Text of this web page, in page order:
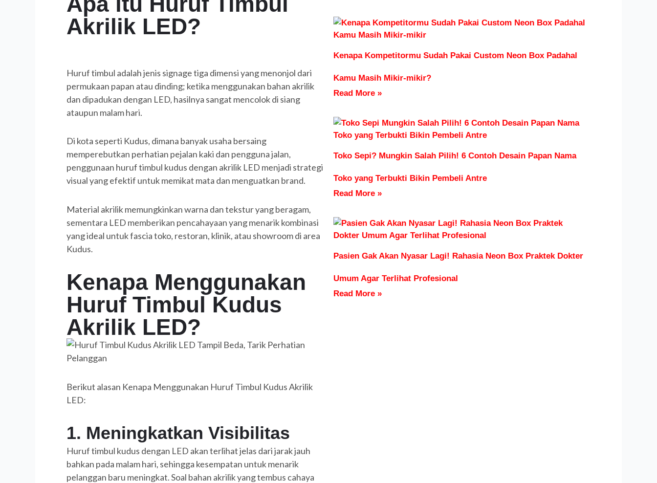
Akrilik LED?
Huruf timbul adalah jenis signage tiga dimensi yang menonjol dari
permukaan papan atau dinding; ketika menggunakan bahan akrilik
dan dipadukan dengan LED, hasilnya sangat mencolok di siang
ataupun malam hari.
Di kota seperti Kudus, dimana banyak usaha bersaing
memperebutkan perhatian pejalan kaki dan pengguna jalan,
penggunaan huruf timbul kudus dengan akrilik LED menjadi strategi
visual yang efektif untuk memikat mata dan menguatkan brand.
Material akrilik memungkinkan warna dan tekstur yang beragam,
sementara LED memberikan pencahayaan yang menarik kombinasi
yang ideal untuk fascia toko, restoran, klinik, atau showroom di area
Kudus.
Kenapa Menggunakan
Huruf Timbul Kudus
Akrilik LED?
Berikut alasan Kenapa Menggunakan Huruf Timbul Kudus Akrilik
LED:
1. Meningkatkan Visibilitas
Huruf timbul kudus dengan LED akan terlihat jelas dari jarak jauh
bahkan pada malam hari, sehingga kesempatan untuk menarik
pelanggan baru meningkat. Soal bahan akrilik yang tembus cahaya
Kenapa Kompetitormu Sudah Pakai Custom Neon Box Padahal
Kamu Masih Mikir-mikir?
Read More »
Toko Sepi? Mungkin Salah Pilih! 6 Contoh Desain Papan Nama
Toko yang Terbukti Bikin Pembeli Antre
Read More »
Pasien Gak Akan Nyasar Lagi! Rahasia Neon Box Praktek Dokter
Umum Agar Terlihat Profesional
Read More »